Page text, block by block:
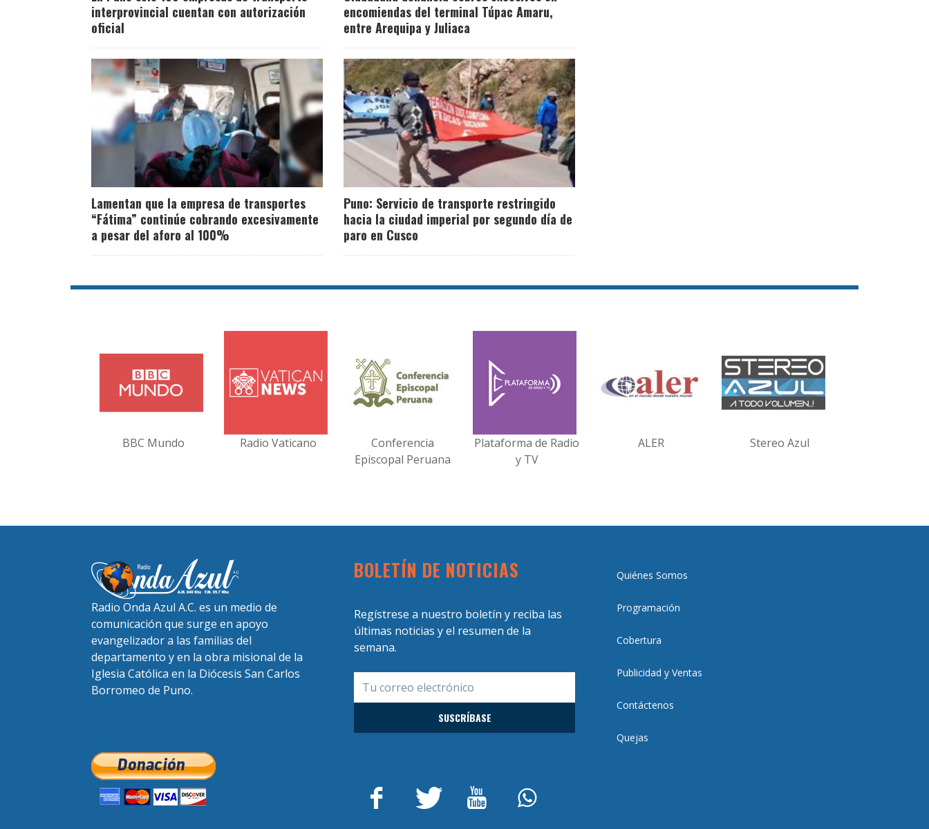
interprovincial cuentan con autorización
oficial
encomiendas del terminal Túpac Amaru,
entre Arequipa y Juliaca
Lamentan que la empresa de transportes
“Fátima” continúe cobrando excesivamente
a pesar del aforo al 100%
Puno: Servicio de transporte restringido
hacia la ciudad imperial por segundo día de
paro en Cusco
BBC Mundo Radio Vaticano
Conferencia
Episcopal Peruana
Plataforma de Radio
y TV
ALER Stereo Azul
Radio Onda Azul A.C. es un medio de
comunicación que surge en apoyo
evangelizador a las familias del
departamento y en la obra misional de la
Iglesia Católica en la Diócesis San Carlos
Borromeo de Puno.
BOLETÍN DE NOTICIAS
Regístrese a nuestro boletín y reciba las
últimas noticias y el resumen de la
semana.
Quiénes Somos
Programación
Cobertura
Publicidad y Ventas
Contáctenos
Quejas